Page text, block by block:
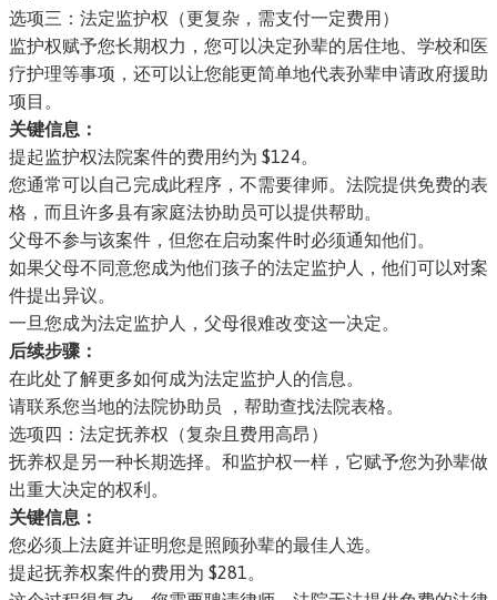
选项三：法定监护权（更复杂，需支付一定费用）
监护权赋予您长期权力，您可以决定孙辈的居住地、学校和医
疗护理等事项，还可以让您能更简单地代表孙辈申请政府援助
项目。
关键信息：
提起监护权法院案件的费用约为 $124。
您通常可以自己完成此程序，不需要律师。法院提供免费的表
格，而且许多县有家庭法协助员可以提供帮助。
父母不参与该案件，但您在启动案件时必须通知他们。
如果父母不同意您成为他们孩子的法定监护人，他们可以对案
件提出异议。
一旦您成为法定监护人，父母很难改变这一决定。
后续步骤：
在此处了解更多如何成为法定监护人的信息 。
请联系您当地的法院协助员 ，帮助查找法院表格。
选项四：法定抚养权（复杂且费用高昂）
抚养权是另一种长期选择。和监护权一样，它赋予您为孙辈做
出重大决定的权利。
关键信息：
您必须上法庭并证明您是照顾孙辈的最佳人选。
提起抚养权案件的费用为 $281。